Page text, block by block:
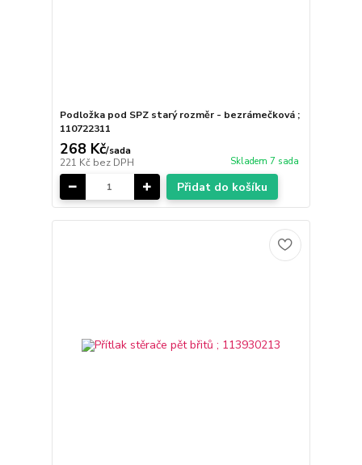
Podložka pod SPZ starý rozměr - bezrámečková ;
110722311
268 Kč/sada
221 Kč bez DPH Skladem 7 sada
Přidat do košíku